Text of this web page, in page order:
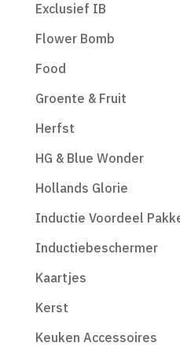
Exclusief IB
Flower Bomb
Food
Groente & Fruit
Herfst
HG & Blue Wonder
Hollands Glorie
Inductie Voordeel
Inductiebeschermer
Kaartjes
Kerst
Keuken Accessoires